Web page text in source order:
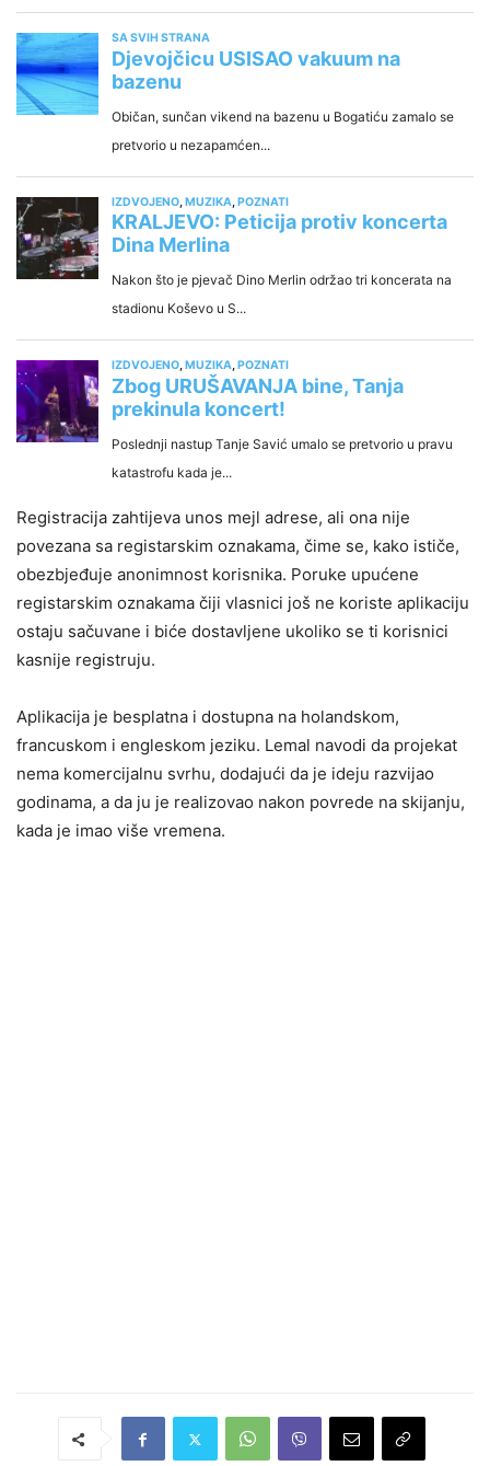
Registracija zahtijeva unos mejl adrese, ali ona nije
povezana sa registarskim oznakama, čime se, kako ističe,
obezbjeđuje anonimnost korisnika. Poruke upućene
registarskim oznakama čiji vlasnici još ne koriste aplikaciju
ostaju sačuvane i biće dostavljene ukoliko se ti korisnici
kasnije registruju.
Aplikacija je besplatna i dostupna na holandskom,
francuskom i engleskom jeziku. Lemal navodi da projekat
nema komercijalnu svrhu, dodajući da je ideju razvijao
godinama, a da ju je realizovao nakon povrede na skijanju,
kada je imao više vremena.